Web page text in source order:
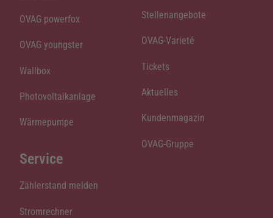
OVAG powerfox
OVAG youngster
Wallbox
Photovoltaikanlage
Wärmepumpe
Service
Zählerstand melden
Stromrechner
Stellenangebote
OVAG-Varieté
Tickets
Aktuelles
Kundenmagazin
OVAG-Gruppe